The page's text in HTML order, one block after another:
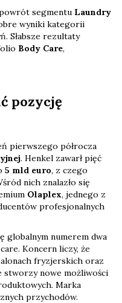
segmentu Laundry
wyniki kategorii
Słabsze rezultaty
Body Care,
pozycję
pierwszego półrocza
. Henkel zawarł pięć
5 mld euro, z czego
nich znalazło się
Olaplex, jednego z
profesjonalnych
globalnym numerem dwa
Koncern liczy, że
fryzjerskich oraz
stworzy nowe możliwości
Marka
przychodów.